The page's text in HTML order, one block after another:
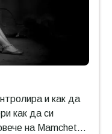
и как да
как да си
на Mamcheta!